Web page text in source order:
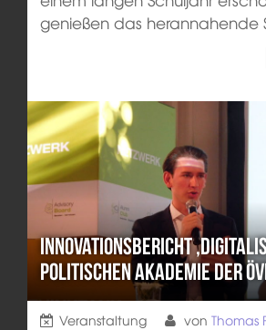
genießen das herannahende
Innovationsbericht
politischen Akademie der
Veranstaltung von Thomas